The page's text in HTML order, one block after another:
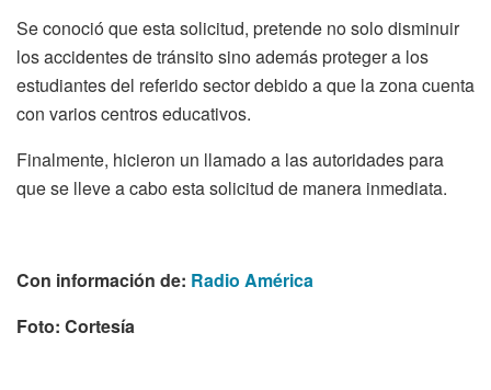
Se conoció que esta solicitud, pretende no solo disminuir
los accidentes de tránsito sino además proteger a los
estudiantes del referido sector debido a que la zona cuenta
con varios centros educativos.
Finalmente, hicieron un llamado a las autoridades para
que se lleve a cabo esta solicitud de manera inmediata.
Con información de: Radio América
Foto: Cortesía